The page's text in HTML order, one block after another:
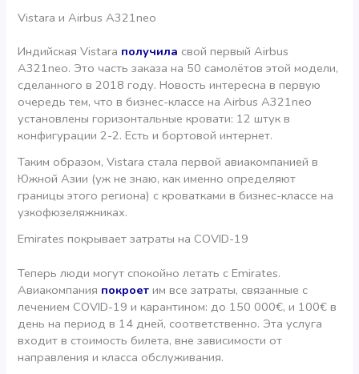
Vistara и Airbus A321neo
Индийская Vistara получила свой первый Airbus
A321neo. Это часть заказа на 50 самолётов этой модели,
сделанного в 2018 году. Новость интересна в первую
очередь тем, что в бизнес-классе на Airbus A321neo
установлены горизонтальные кровати: 12 штук в
конфигурации 2-2. Есть и бортовой интернет.
Таким образом, Vistara стала первой авиакомпанией в
Южной Азии (уж не знаю, как именно определяют
границы этого региона) с кроватками в бизнес-классе на
узкофюзеляжниках.
Emirates покрывает затраты на COVID-19
Теперь люди могут спокойно летать с Emirates.
Авиакомпания покроет им все затраты, связанные с
лечением COVID-19 и карантином: до 150 000€, и 100€ в
день на период в 14 дней, соответственно. Эта услуга
входит в стоимость билета, вне зависимости от
направления и класса обслуживания.